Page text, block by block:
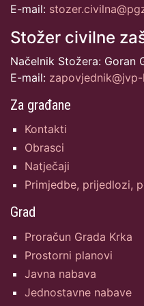
E-mail:
Stožer civilne
Načelnik Stožera: Goran
E-mail:
Za građane
Kontakti
Obrasci
Natječaji
Primjedbe, prijedlozi,
Grad
Proračun Grada Krka
Prostorni planovi
Javna nabava
Jednostavne nabave